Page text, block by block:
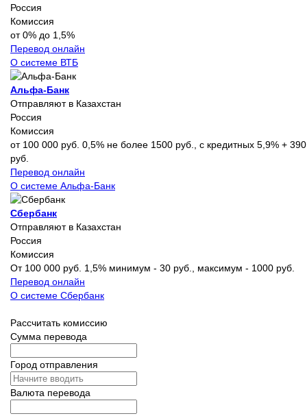
Россия
Комиссия
от 0% до 1,5%
Перевод онлайн
О системе ВТБ
Альфа-Банк
Отправляют в Казахстан
Россия
Комиссия
от 100 000 руб. 0,5% не более 1500 руб., с кредитных 5,9% + 390
руб.
Перевод онлайн
О системе Альфа-Банк
Сбербанк
Отправляют в Казахстан
Россия
Комиссия
От 100 000 руб. 1,5% минимум - 30 руб., максимум - 1000 руб.
Перевод онлайн
О системе Сбербанк
Рассчитать комиссию
Сумма перевода
Город отправления
Валюта перевода